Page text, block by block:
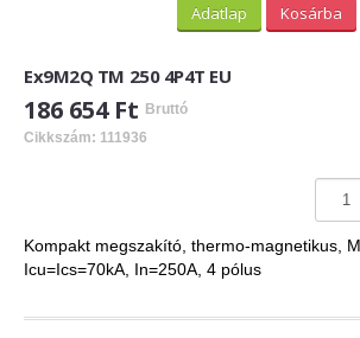
Adatlap Kosárba
Ex9M2Q TM 250 4P4T EU
186 654 Ft Bruttó
Cikkszám: 111936
Kompakt megszakító, thermo-magnetikus,
Icu=Ics=70kA, In=250A, 4 pólus